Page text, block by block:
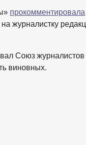
прокомментировала
журналистку
Союз
виновных.